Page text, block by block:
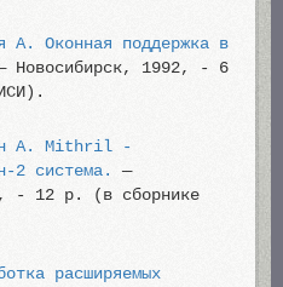
А. Оконная поддержка в
Новосибирск, 1992, - 6
А. Mithril -
2 система.
—
- 12 p. (в сборнике
расширяемых